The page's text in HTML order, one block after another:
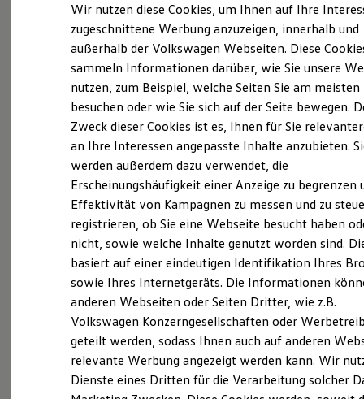
Elektroautos
ID. Tutorials
Elektrofahrzeugkonzepte
Reichweite
Reichweite der ID. Modelle
Reichweite im Winter
Laden
Laden unterwegs
Laden Zuhause
Ladezeitensimulator
Batterie
Sicherheit
Garantie und Lebensdauer
Nachhaltigkeit
Technologie
Kosten und Kauf
Verbrauchskosten
Kaufoptionen
E-Auto-Förderung
Software und Konnektivität
Die ID. Software 6
ID. Software Versionen und Updates
Digitale Extras
Schnittstellen zu Ihrem ID.
Probefahrt vereinbaren
Fahrzeugangebot anfordern
Servicetermin buchen
Serviceanfrage stellen
Wir nutzen diese Cookies, um Ihnen auf Ihre
zugeschnittene Werbung anzuzeigen, innerhalb und
außerhalb der Volkswagen Webseiten. Diese
sammeln Informationen darüber, wie Sie unsere
nutzen, zum Beispiel, welche Seiten Sie am meisten
besuchen oder wie Sie sich auf der Seite bewegen.
Zweck dieser Cookies ist es, Ihnen für Sie
an Ihre Interessen angepasste Inhalte anzubieten.
werden außerdem dazu verwendet, die
Erscheinungshäufigkeit einer Anzeige zu begrenzen
Effektivität von Kampagnen zu messen und zu
registrieren, ob Sie eine Webseite besucht haben
nicht, sowie welche Inhalte genutzt worden sind.
basiert auf einer eindeutigen Identifikation Ihres
sowie Ihres Internetgeräts. Die Informationen
anderen Webseiten oder Seiten Dritter, wie z.B.
Volkswagen Konzerngesellschaften oder
geteilt werden, sodass Ihnen auch auf anderen
relevante Werbung angezeigt werden kann. Wir
Dienste eines Dritten für die Verarbeitung solcher